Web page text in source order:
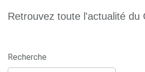
Retrouvez toute l'actualité
Recherche